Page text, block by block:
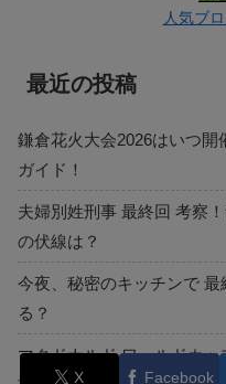
X Facebook
人気ブ
最近の投稿
鎌倉花火大会2026はいつ
ガイド！
夫婦別姓刑事 最終回 考察
の伏線は？
今夜、秘密のキッチンで
る？
マクドナルド ワールドカ